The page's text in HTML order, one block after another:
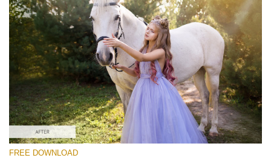
Lütfen seçin
Free Ps Overlay #10
Small 800*533px
Sun Flares
(50 Overlays)
Large 6000*4000px
FREE DOWNLOAD